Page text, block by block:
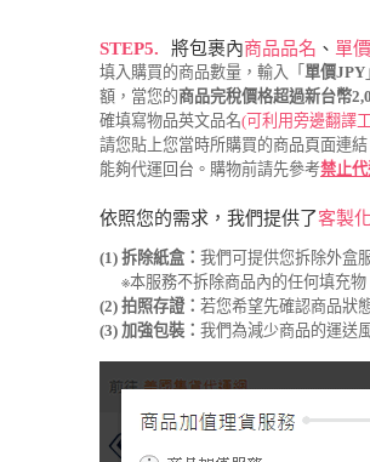
STEP5. 將包裹內商品品名 、 單
填入購買的商品數量，輸入「 單價JPY
額，當您的商品完稅價格超過新台幣
確填寫物品英文品名(可利用旁邊翻譯
請您貼上您當時所購買的商品頁面連
能夠代運回台。購物前請先參考禁止
依照您的需求，我們提供了客製
(1) 拆除紙盒： 我們可提供您拆除外盒
※本服務不拆除商品內的任何填充物
(2) 拍照存證： 若您希望先確認商品狀
(3) 加強包裝： 我們為減少商品的運送